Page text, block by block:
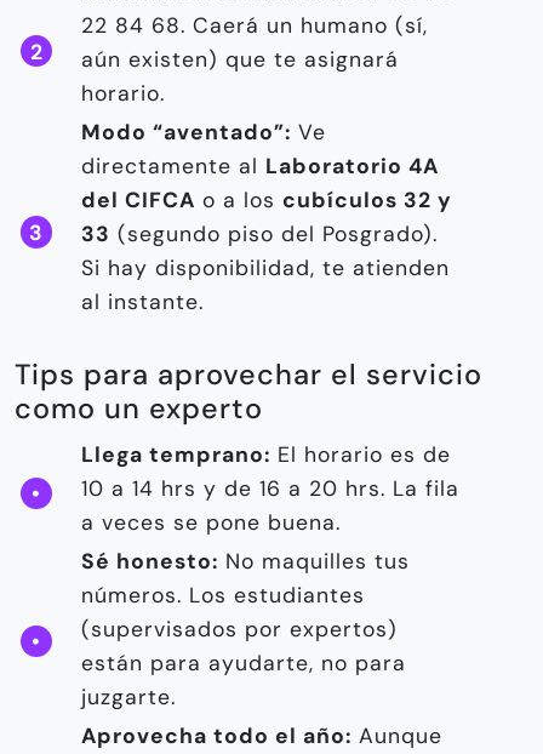
22 84 68. Caerá un humano (sí,
aún existen) que te asignará
horario.
Modo “aventado”: Ve
directamente al Laboratorio 4A
del CIFCA o a los cubículos 32 y
33 (segundo piso del Posgrado).
Si hay disponibilidad, te atienden
al instante.
Tips para aprovechar el servicio
como un experto
Llega temprano: El horario es de
10 a 14 hrs y de 16 a 20 hrs. La fila
a veces se pone buena.
Sé honesto: No maquilles tus
números. Los estudiantes
(supervisados por expertos)
están para ayudarte, no para
juzgarte.
Aprovecha todo el año: Aunque